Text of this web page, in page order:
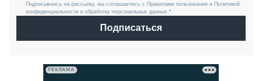
Подписываясь на рассылку, вы соглашаетесь с Правилами пользования и Политикой
конфиденциальности и обработку персональных данных *
Подписаться
РЕКЛАМА